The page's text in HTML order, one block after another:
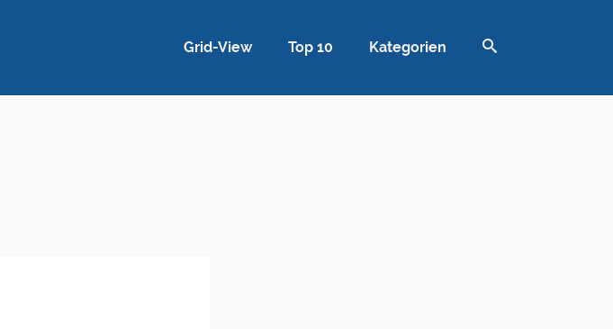
Grid-View Top 10 Kategorien